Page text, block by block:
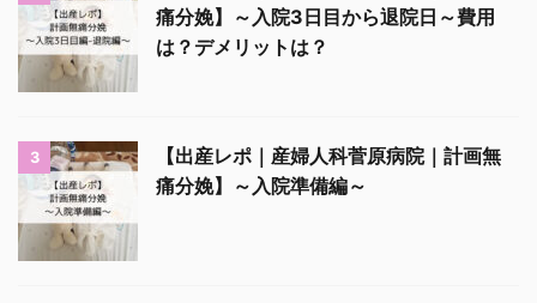
痛分娩】～入院3日目から退院日～費用
は？デメリットは？
3
【出産レポ｜産婦人科菅原病院｜計画無
痛分娩】～入院準備編～